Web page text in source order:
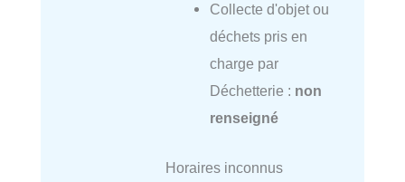
Collecte d'objet ou
déchets pris en
charge par
Déchetterie : non
renseigné
Horaires inconnus